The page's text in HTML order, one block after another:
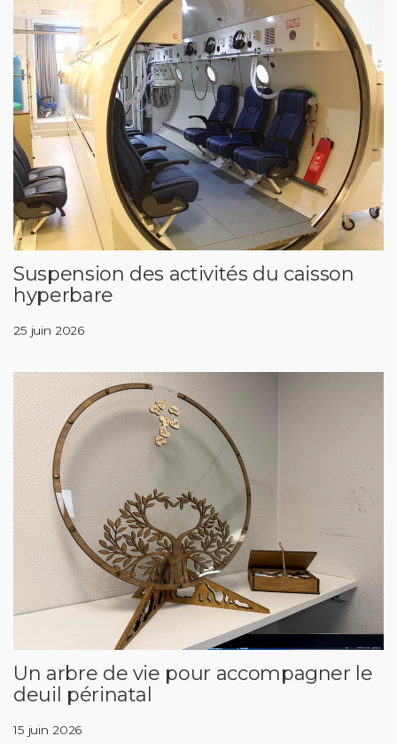
Suspension des activités du caisson
hyperbare
25 juin 2026
Un arbre de vie pour accompagner le
deuil périnatal
15 juin 2026